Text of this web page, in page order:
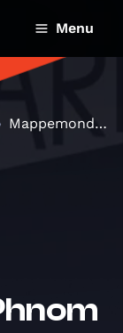
Menu
Mappemonde : Phnom Penh